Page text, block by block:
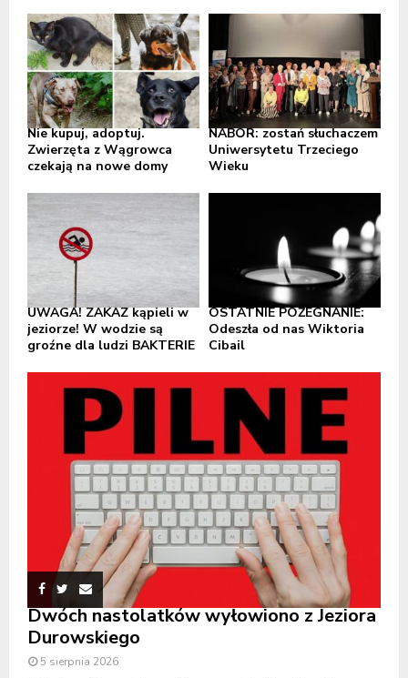
Nie kupuj, adoptuj.
Zwierzęta z Wągrowca
czekają na nowe domy
NABÓR: zostań słuchaczem
Uniwersytetu Trzeciego
Wieku
UWAGA! ZAKAZ kąpieli w
jeziorze! W wodzie są
groźne dla ludzi BAKTERIE
OSTATNIE POŻEGNANIE:
Odeszła od nas Wiktoria
Cibail
Dwóch nastolatków wyłowiono z Jeziora
Durowskiego
5 sierpnia 2026